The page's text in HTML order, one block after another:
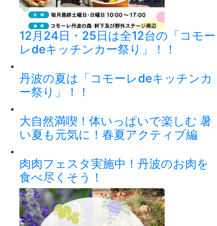
12月24日・25日は全12台の「コモー
レdeキッチンカー祭り」！！
丹波の夏は「コモーレdeキッチンカ
ー祭り」！！
大自然満喫！体いっぱいで楽しむ 暑
い夏も元気に！春夏アクティブ編
肉肉フェスタ実施中！丹波のお肉を
食べ尽くそう！